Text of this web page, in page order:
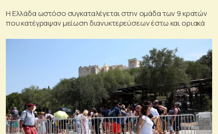
Η Ελλάδα ωστόσο συγκαταλέγεται στην ομάδα των 9 κρατών
που κατέγραψαν μείωση διανυκτερεύσεων έστω και οριακά